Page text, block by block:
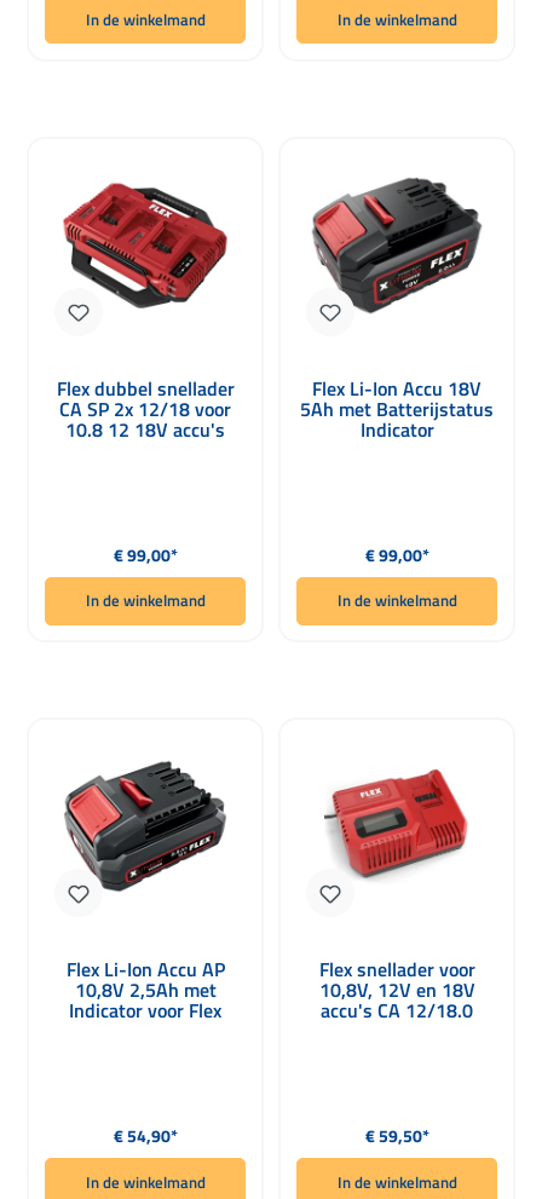
In de winkelmand In de winkelmand
Flex dubbel snellader
CA SP 2x 12/18 voor
10.8 12 18V accu's
Normale prijs:
€ 99,00*
In de winkelmand
Flex Li-Ion Accu 18V
5Ah met Batterijstatus
Indicator
Normale prijs:
€ 99,00*
In de winkelmand
Flex Li-Ion Accu AP
10,8V 2,5Ah met
Indicator voor Flex
Normale prijs:
€ 54,90*
In de winkelmand
Flex snellader voor
10,8V, 12V en 18V
accu's CA 12/18.0
Normale prijs:
€ 59,50*
In de winkelmand